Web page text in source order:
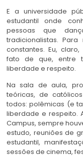
E a universidade
estudantil onde
pessoas que
tradicionalistas.
constantes. Eu,
fato de que, entre
liberdade e respeito.
Na sala de aula,
teóricas, de
todos: polêmicas (e
liberdade e respeito.
Campus, sempre
estudo, reuniões de
estudantil,
sessões de cinema,